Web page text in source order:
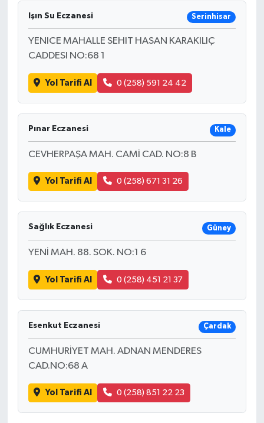
Işın Su Eczanesi Serinhisar
YENICE MAHALLE SEHIT HASAN KARAKILIÇ
CADDESI NO:68 1
Yol Tarifi Al 0 (258) 591 24 42
Pınar Eczanesi Kale
CEVHERPAŞA MAH. CAMİ CAD. NO:8 B
Yol Tarifi Al 0 (258) 671 31 26
Sağlık Eczanesi Güney
YENİ MAH. 88. SOK. NO:1 6
Yol Tarifi Al 0 (258) 451 21 37
Esenkut Eczanesi Çardak
CUMHURİYET MAH. ADNAN MENDERES
CAD.NO:68 A
Yol Tarifi Al 0 (258) 851 22 23